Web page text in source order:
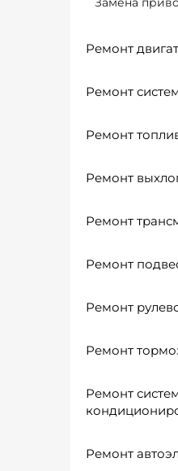
Ремонт
Ремонт
Ремонт
Ремонт
Ремонт
Ремонт
Ремонт
Ремонт
Ремонт
Ремонт